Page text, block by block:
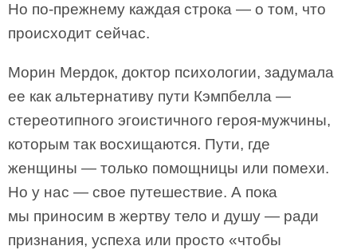
Но по-прежнему каждая строка — о том, что
происходит сейчас.
Морин Мердок, доктор психологии, задумала
ее как альтернативу пути Кэмпбелла —
стереотипного эгоистичного героя-мужчины,
которым так восхищаются. Пути, где
женщины — только помощницы или помехи.
Но у нас — свое путешествие. А пока
мы приносим в жертву тело и душу — ради
признания, успеха или просто «чтобы